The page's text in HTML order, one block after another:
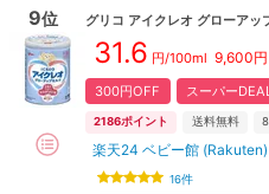
9位 グリコ アイクレオ グローア
31.6 円/100ml 9,600円
300円OFF スーパー
2186ポイント 送料無料
楽天24 ベビー館 (Rakuten)
16件